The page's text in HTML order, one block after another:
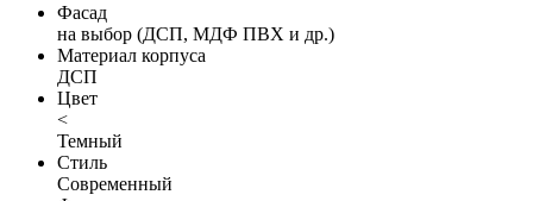
Фасад
на выбор (ДСП, МДФ ПВХ и др.)
Материал корпуса
ДСП
Цвет
<
Темный
Стиль
Современный